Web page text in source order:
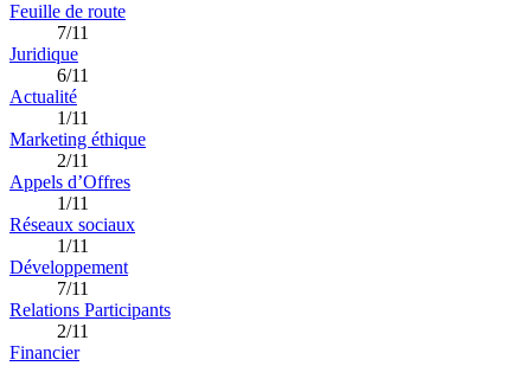
Feuille de route
7/11
Juridique
6/11
Actualité
1/11
Marketing éthique
2/11
Appels d’Offres
1/11
Réseaux sociaux
1/11
Développement
7/11
Relations Participants
2/11
Financier